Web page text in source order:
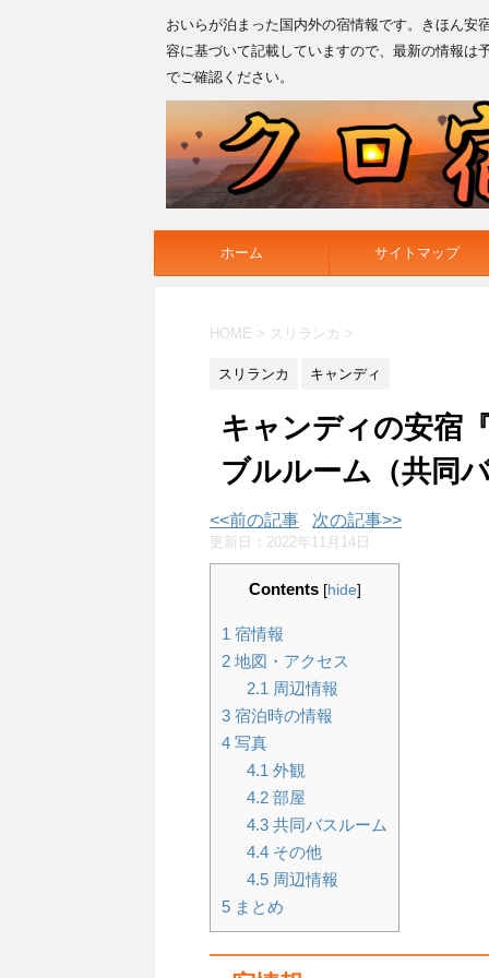
おいらが泊まった国内外の宿情報です。きほん安
容に基づいて記載していますので、最新の情報は
でご確認ください。
ホーム サイトマップ
HOME > スリランカ >
スリランカ キャンディ
キャンディの安宿
ブルルーム（共同
<<前の記事 次の記事>>
更新日： 2022年11月14日
Contents [hide]
1 宿情報
2 地図・アクセス
2.1 周辺情報
3 宿泊時の情報
4 写真
4.1 外観
4.2部屋
4.3共同バスルーム
4.4その他
4.5周辺情報
5 まとめ